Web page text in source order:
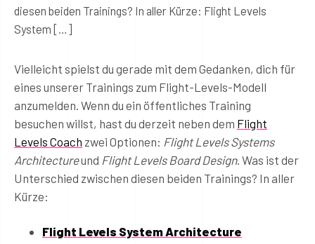
diesen beiden Trainings? In aller Kürze: Flight Levels
System […]
Vielleicht spielst du gerade mit dem Gedanken, dich für
eines unserer Trainings zum Flight-Levels-Modell
anzumelden. Wenn du ein öffentliches Training
besuchen willst, hast du derzeit neben dem Flight
Levels Coach zwei Optionen: Flight Levels Systems
Architectureund Flight Levels Board Design. Was ist der
Unterschied zwischen diesen beiden Trainings? In aller
Kürze:
Flight Levels System Architecture